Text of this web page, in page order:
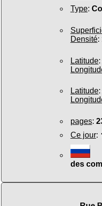
Type:
Densité:
Latitude:
Latitude:
pages:
Ce jour:
des